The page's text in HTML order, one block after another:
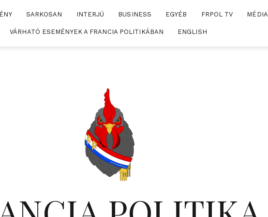
SARKOSAN INTERJÚ BUSINESS EGYÉB FRPOL TV MÉDIA
VÁRHATÓ ESEMÉNYEK A FRANCIA POLITIKÁBAN ENGLISH